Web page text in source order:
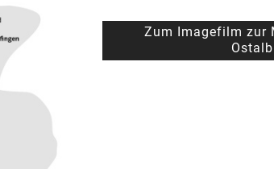
Zum Imagefilm zur